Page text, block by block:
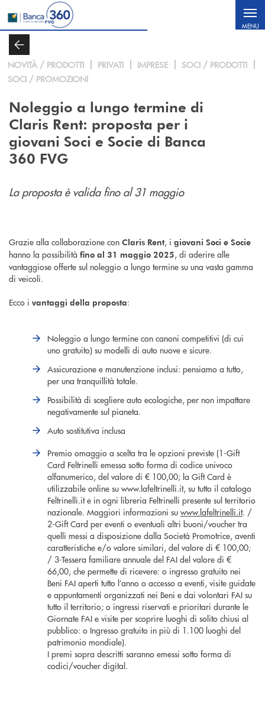
Salta al contenuto principale
MENU
NOVITÀ / PRODOTTI PRIVATI IMPRESE
SOCI / PRODOTTI
SOCI / PROMOZIONI
Noleggio a lungo termine di
Claris Rent: proposta per i
giovani Soci e Socie di Banca
360 FVG
La proposta è valida fino al 31 maggio
Grazie alla collaborazione con Claris Rent, i giovani Soci e Socie
hanno la possibilità fino al 31 maggio 2025, di aderire alle
vantaggiose offerte sul noleggio a lungo termine su una vasta gamma
di veicoli.
Ecco i vantaggi della proposta:
Noleggio a lungo termine con canoni competitivi (di cui
uno gratuito) su modelli di auto nuove e sicure.
Assicurazione e manutenzione inclusi: pensiamo a tutto,
per una tranquillità totale.
Possibilità di scegliere auto ecologiche, per non impattare
negativamente sul pianeta.
Auto sostitutiva inclusa
Premio omaggio a scelta tra le opzioni previste (1-Gift
Card Feltrinelli emessa sotto forma di codice univoco
alfanumerico, del valore di € 100,00; la Gift Card è
utilizzabile online su www.lafeltrinelli.it, su tutto il catalogo
Feltrinelli.it e in ogni libreria Feltrinelli presente sul territorio
nazionale. Maggiori informazioni su www.lafeltrinelli.it. /
2-Gift Card per eventi o eventuali altri buoni/voucher tra
quelli messi a disposizione dalla Società Promotrice, aventi
caratteristiche e/o valore similari, del valore di € 100,00;
/ 3-Tessera familiare annuale del FAI del valore di €
66,00, che permette di ricevere: o ingresso gratuito nei
Beni FAI aperti tutto l’anno o accesso a eventi, visite guidate
e appuntamenti organizzati nei Beni e dai volontari FAI su
tutto il territorio; o ingressi riservati e prioritari durante le
Giornate FAI e visite per scoprire luoghi di solito chiusi al
pubblico: o Ingresso gratuito in più di 1.100 luoghi del
patrimonio mondiale).
I premi sopra descritti saranno emessi sotto forma di
codici/voucher digital.